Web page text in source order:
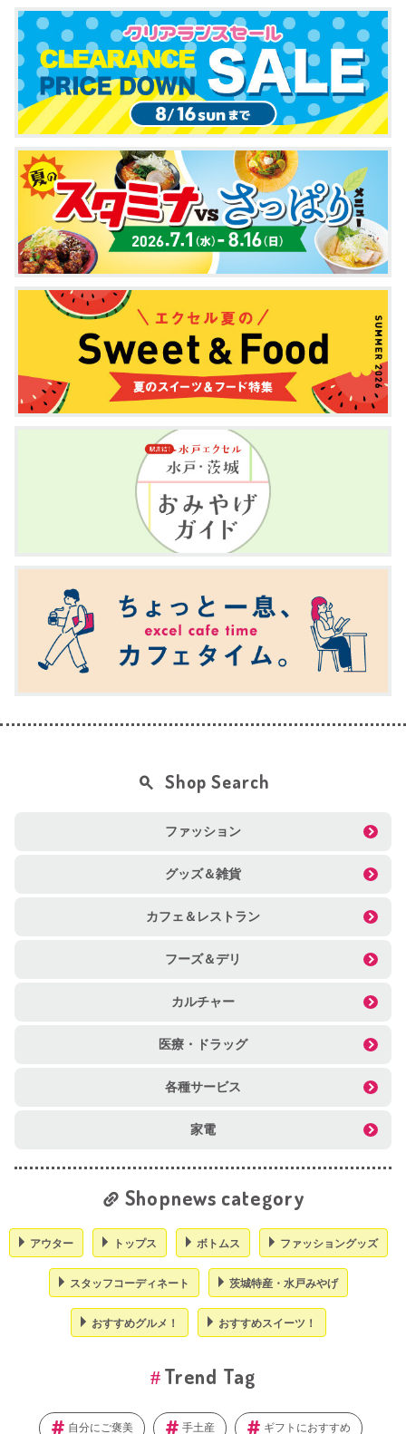
Shop Search
ファッション
グッズ＆雑貨
カフェ＆レストラン
フーズ＆デリ
カルチャー
医療・ドラッグ
各種サービス
家電
Shopnews category
アウター トップス ボトムス ファッショングッズ
スタッフコーディネート 茨城特産・水戸みやげ
おすすめグルメ！ おすすめスイーツ！
Trend Tag
自分にご褒美 手土産 ギフトにおすすめ